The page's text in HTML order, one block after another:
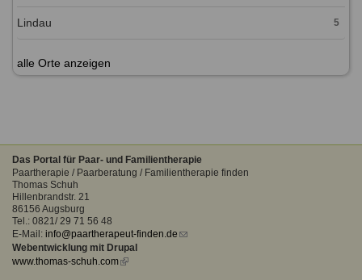
Lindau 5
alle Orte anzeigen
Das Portal für Paar- und Familientherapie
Paartherapie / Paarberatung / Familientherapie finden
Thomas Schuh
Hillenbrandstr. 21
86156 Augsburg
Tel.: 0821/ 29 71 56 48
E-Mail: info@paartherapeut-finden.de (link
Webentwicklung mit Drupal
www.thomas-schuh.com(link